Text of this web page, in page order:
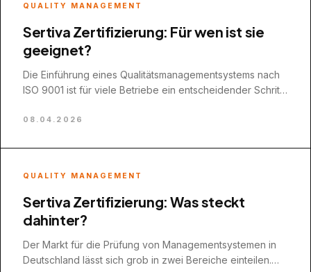
QUALITY MANAGEMENT
Sertiva Zertifizierung: Für wen ist sie
geeignet?
Die Einführung eines Qualitätsmanagementsystems nach
ISO 9001 ist für viele Betriebe ein entscheidender Schritt
08.04.2026
QUALITY MANAGEMENT
Sertiva Zertifizierung: Was steckt
dahinter?
Der Markt für die Prüfung von Managementsystemen in
Deutschland lässt sich grob in zwei Bereiche einteilen.